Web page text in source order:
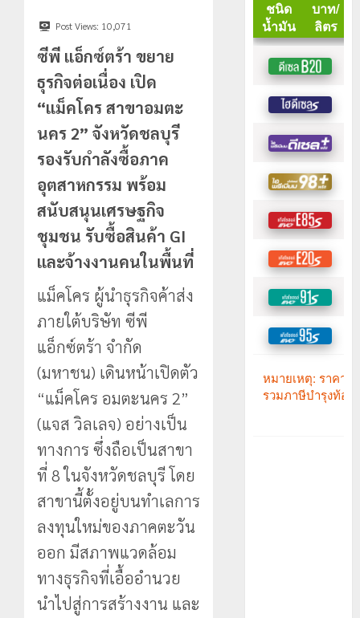
Post Views: 10,071
ซีพี แอ็กซ์ตร้า ขยาย
ธุรกิจต่อเนื่อง เปิด
“แม็คโคร สาขาอมตะ
นคร 2” จังหวัดชลบุรี
รองรับกำลังซื้อภาค
อุตสาหกรรม พร้อม
สนับสนุนเศรษฐกิจ
ชุมชน รับซื้อสินค้า GI
และจ้างงานคนในพื้นที่
แม็คโคร ผู้นำธุรกิจค้าส่ง
ภายใต้บริษัท ซีพี
แอ็กซ์ตร้า จำกัด
(มหาชน) เดินหน้าเปิดตัว
“แม็คโคร อมตะนคร 2”
(แจส วิลเลจ) อย่างเป็น
ทางการ ซึ่งถือเป็นสาขา
ที่ 8 ในจังหวัดชลบุรี โดย
สาขานี้ตั้งอยู่บนทำเลการ
ลงทุนใหม่ของภาคตะวัน
ออก มีสภาพแวดล้อม
ทางธุรกิจที่เอื้ออำนวย
นำไปสู่การสร้างงาน และ